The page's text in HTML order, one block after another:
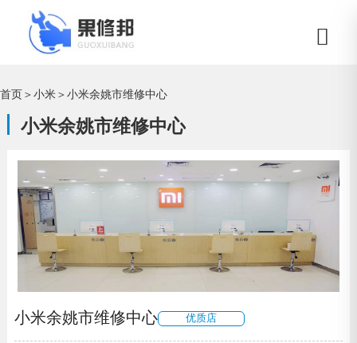
首页＞小米＞小米余姚市维修中心
小米余姚市维修中心
小米余姚市维修中心 优质店